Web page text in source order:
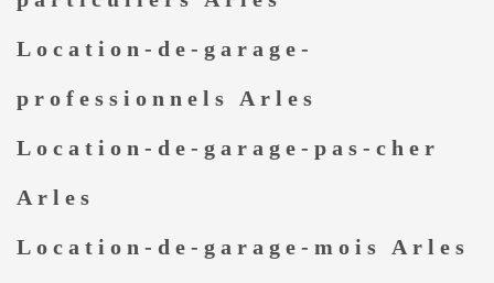
Location-de-garage-
professionnels Arles
Location-de-garage-pas-cher
Arles
Location-de-garage-mois Arles